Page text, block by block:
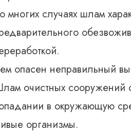
многих случаях шлам
опасен неправильный
очистных сооружений
в окружающую
организмы.